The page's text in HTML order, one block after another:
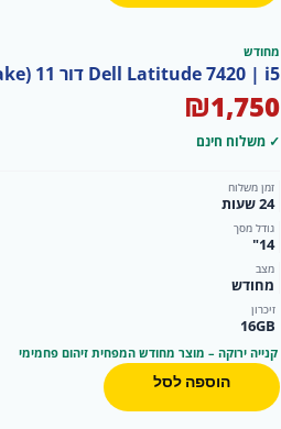
מחודש
Dell Latitude 7420 | i5 דור 11 (Tiger Lake) | 16GB | 256GB SSD | Windows 10 Pro-Renew
₪1,750
✓ משלוח חינם
זמן משלוח
24 שעות
גודל מסך
14"
מצב
מחודש
זיכרון
16GB
קנייה ירוקה – מוצר מחודש המפחית זיהום פחמימי
הוספה לסל